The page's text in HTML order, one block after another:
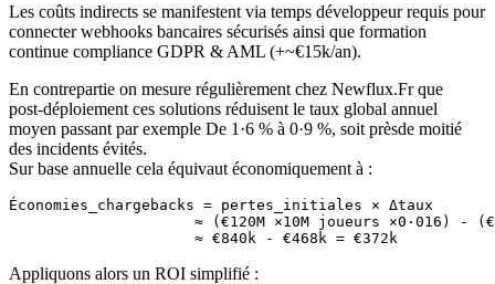
Les coûts indirects se manifestent via temps développeur requis pour
connecter webhooks bancaires sécurisés ainsi que formation
continue compliance GDPR & AML (+~€15k/an).
En contrepartie on mesure régulièrement chez Newflux.Fr que
post‑déploiement ces solutions réduisent le taux global annuel
moyen passant par exemple De 1·6 % à 0·9 %, soit prèsde moitié
des incidents évités.
Sur base annuelle cela équivaut économiquement à :
Économies_chargebacks = pertes_initiales × Δtaux
≈ (€120M ×10M joueurs ×0·016) -
Appliquons alors un ROI simplifié :